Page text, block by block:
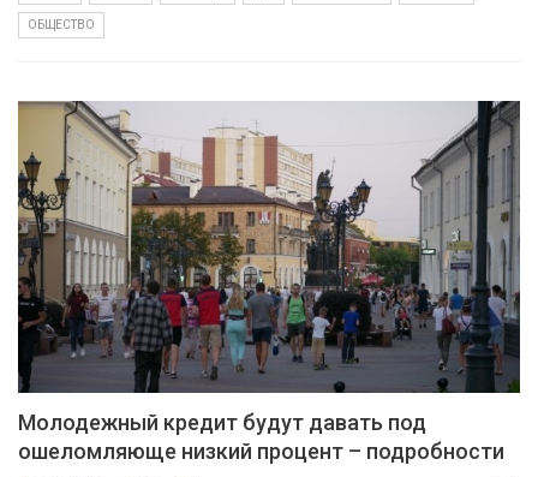
ОБЩЕСТВО
Молодежный кредит будут давать под
ошеломляюще низкий процент – подробности